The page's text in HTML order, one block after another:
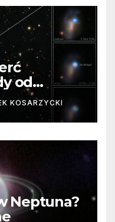
od
Niezwykle
KOSARZYCKI
Neptuna?